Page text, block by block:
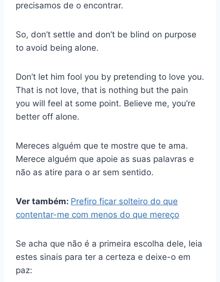
precisamos de o encontrar.
So, don’t settle and don’t be blind on purpose
to avoid being alone.
Don’t let him fool you by pretending to love you.
That is not love, that is nothing but the pain
you will feel at some point. Believe me, you’re
better off alone.
Mereces alguém que te mostre que te ama.
Merece alguém que apoie as suas palavras e
não as atire para o ar sem sentido.
Ver também: Prefiro ficar solteiro do que
contentar-me com menos do que mereço
Se acha que não é a primeira escolha dele, leia
estes sinais para ter a certeza e deixe-o em
paz: